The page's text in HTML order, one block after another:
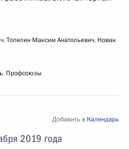
,Топилин Максим Анатольевич, Новак
, Профсоюзы
2019 года
Добавить в Календарь